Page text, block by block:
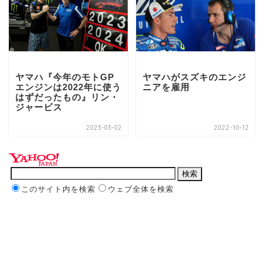
ヤマハ『今年のモトGP
エンジンは2022年に使う
はずだったもの』リン・
ジャービス
2023-03-02
ヤマハがスズキのエンジ
ニアを雇用
2022-10-12
このサイト内を検索 ウェブ全体を検索